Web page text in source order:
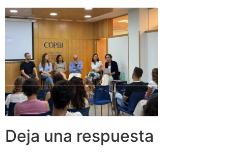
Deja una respuesta